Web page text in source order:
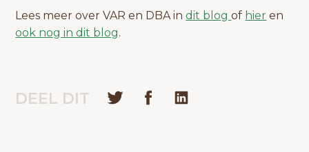
Lees meer over VAR en DBA indit blogof hier en
ook nog in dit blog.
DEEL DIT